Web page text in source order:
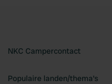
NKC Campercontact
Populaire landen/thema's